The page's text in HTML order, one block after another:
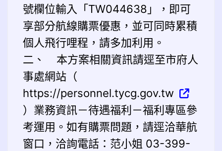
號欄位輸入「TW044638」，即可
享部分航線購票優惠，並可同時累積
個人飛行哩程，請多加利用。
二、 本方案相關資訊請逕至市府人
事處網站（
https://personnel.tycg.gov.tw
）業務資訊－待遇福利－福利專區參
考運用。如有購票問題，請逕洽華航
窗口，洽詢電話：范小姐 03-399-